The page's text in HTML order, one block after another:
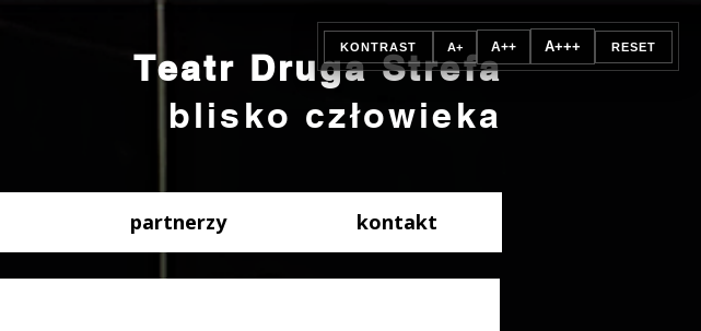
Teatr Druga Strefa
blisko człowieka
partnerzy kontakt
KONTRAST A+ A++ A+++ RESET